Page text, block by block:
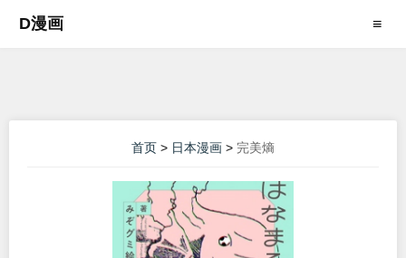
D漫画 ≡
首页 > 日本漫画 > 完美熵